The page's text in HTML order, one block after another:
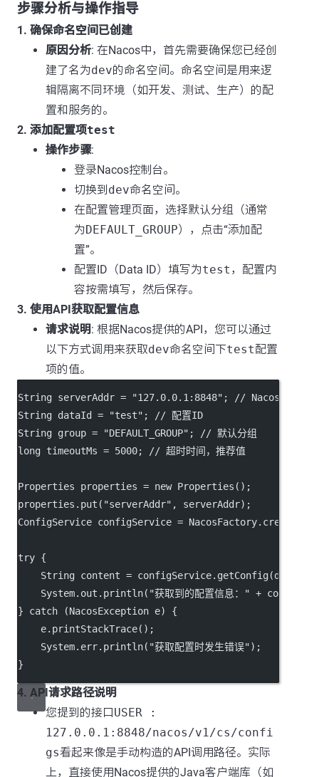
步骤分析与操作指导
1. 确保命名空间已创建
原因分析: 在Nacos中，首先需要确保您已经创
建了名为dev的命名空间。命名空间是用来逻
辑隔离不同环境（如开发、测试、生产）的配
置和服务的。
2. 添加配置项test
操作步骤:
登录Nacos控制台。
切换到 dev命名空间。
在配置管理页面，选择默认分组（通常
为DEFAULT_GROUP），点击“添加配
置”。
配置ID（Data ID）填写为test ，配置内
容按需填写，然后保存。
3. 使用API获取配置信息
请求说明 : 根据Nacos提供的API，您可以通过
以下方式调用来获取dev命名空间下test配置
项的值。
String serverAddr = "127.0.0.1:8848" ;
// Nacos服务器
String dataId = "test" ;
// 配置ID
String group = "DEFAULT_GROUP" ;
// 默认分组
long timeoutMs = 5000; // 超时时间，推荐值
Properties properties = new Properties ();
properties. put ( "serverAddr" , serverAddr);
ConfigService configService = NacosFactory.
try {
    String content
= configService. getConfig(dataId,
    System.out.
println( "获取到的配置信息：" + content);
} catch (NacosException e) {
    e.
printStackTrace();
    System.err.
println( "获取配置时发生错误");
}
4. API请求路径说明
您提到的接口USER :
127.0.0.1:8848/nacos/v1/cs/confi
gs看起来像是手动构造的API调用路径。实际
上，直接使用Nacos提供的Java客户端库（如